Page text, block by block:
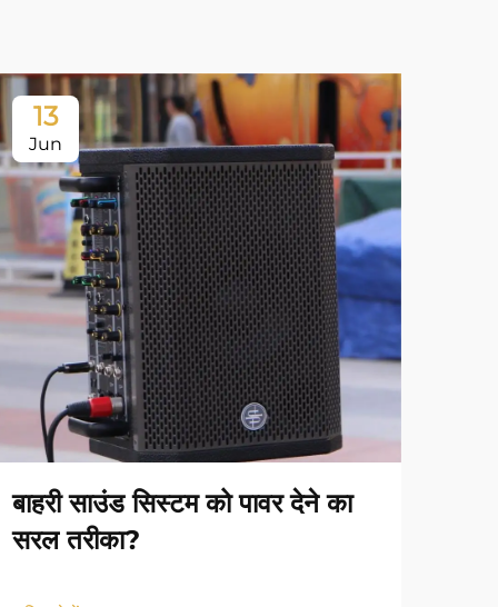
13
Jun
बाहरी साउंड सिस्टम को पावर देने का
सरल तरीका?